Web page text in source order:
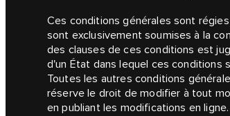
Ces conditions générales sont
sont exclusivement soumises à la
des clauses de ces conditions est
d'un État dans lequel ces conditions
Toutes les autres conditions
réserve le droit de modifier à tout
en publiant les modifications en ligne.